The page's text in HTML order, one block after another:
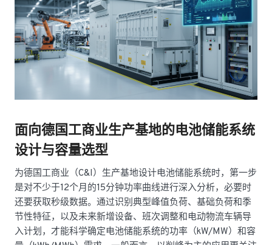
面向德国工商业生产基地的电池储能系统
设计与容量选型
为德国工商业（C&I）生产基地设计电池储能系统时，第一步
是对不少于12个月的15分钟功率曲线进行深入分析，必要时
还要获取秒级数据。通过识别典型峰值负荷、基础负荷和季
节性特征，以及未来新增设备、班次调整和电动物流车辆导
入计划，才能科学确定电池储能系统的功率（kW/MW）和容